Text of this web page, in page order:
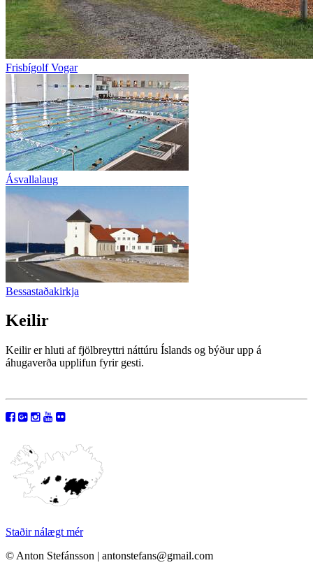
Frisbígolf Vogar
Ásvallalaug
Bessastaðakirkja
Keilir
Keilir er hluti af fjölbreyttri náttúru Íslands og býður upp á
áhugaverða upplifun fyrir gesti.
Staðir nálægt mér
© Anton Stefánsson | antonstefans@gmail.com